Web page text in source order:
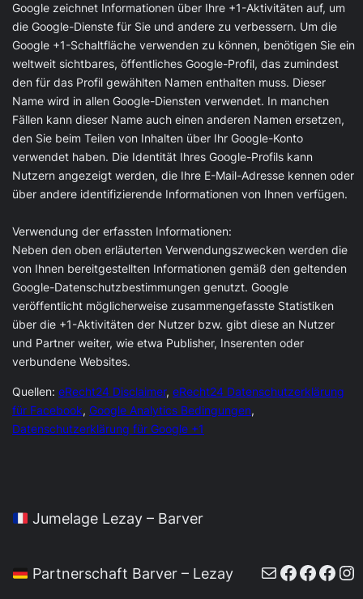
Google zeichnet Informationen über Ihre +1-Aktivitäten auf, um
die Google-Dienste für Sie und andere zu verbessern. Um die
Google +1-Schaltfläche verwenden zu können, benötigen Sie ein
weltweit sichtbares, öffentliches Google-Profil, das zumindest
den für das Profil gewählten Namen enthalten muss. Dieser
Name wird in allen Google-Diensten verwendet. In manchen
Fällen kann dieser Name auch einen anderen Namen ersetzen,
den Sie beim Teilen von Inhalten über Ihr Google-Konto
verwendet haben. Die Identität Ihres Google-Profils kann
Nutzern angezeigt werden, die Ihre E-Mail-Adresse kennen oder
über andere identifizierende Informationen von Ihnen verfügen.
Verwendung der erfassten Informationen:
Neben den oben erläuterten Verwendungszwecken werden die
von Ihnen bereitgestellten Informationen gemäß den geltenden
Google-Datenschutzbestimmungen genutzt. Google
veröffentlicht möglicherweise zusammengefasste Statistiken
über die +1-Aktivitäten der Nutzer bzw. gibt diese an Nutzer
und Partner weiter, wie etwa Publisher, Inserenten oder
verbundene Websites.
Quellen:eRecht24 Disclaimer,eRecht24 Datenschutzerklärung
für Facebook,Google Analytics Bedingungen,
Datenschutzerklärung für Google +1
Jumelage Lezay – Barver
Partnerschaft Barver – Lezay E-Mail